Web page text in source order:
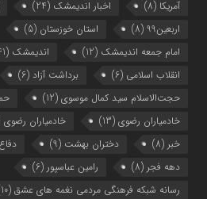
آمریکا (8) اخبار اندیمشک (24)
اربعین99
(8) استان خوزستان (5)
امام جمعه اندیمشک (12) اندیمشک (41)
انقلاب اسلامی (6) برداشت آزاد (6)
حجت‌الاسلام سید کمال موسوی (12)
خادمیاران رضوی (13) خادمیاران
خبر (8) دختران بهشت (9)
دهه فجر (8) رامین عباسپور (6)
رسانه شبکه فرهنگی مردمی نغمه های عشق (10)